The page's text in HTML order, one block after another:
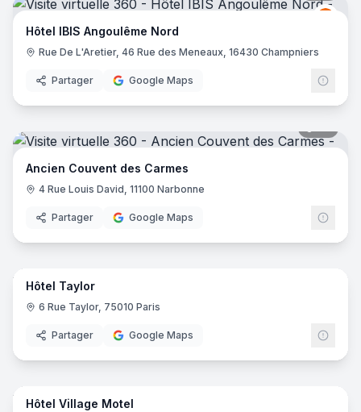
Ibis
Hôtel IBIS Angoulême Nord
Rue De L'Aretier, 46 Rue des Meneaux, 16430 Champniers
Partager Google Maps
Ancien Couvent des Carmes
4 Rue Louis David, 11100 Narbonne
Partager Google Maps
25
Hôtel Taylor
6 Rue Taylor, 75010 Paris
Partager Google Maps
29
Hôtel Village Motel